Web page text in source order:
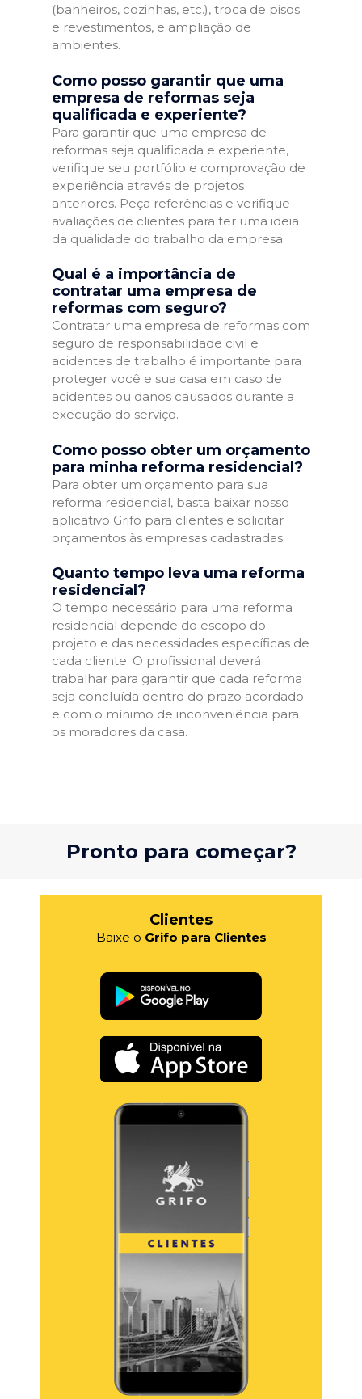
(banheiros, cozinhas, etc.), troca de pisos
e revestimentos, e ampliação de
ambientes.
Como posso garantir que uma
empresa de reformas seja
qualificada e experiente?
Para garantir que uma empresa de
reformas seja qualificada e experiente,
verifique seu portfólio e comprovação de
experiência através de projetos
anteriores. Peça referências e verifique
avaliações de clientes para ter uma ideia
da qualidade do trabalho da empresa.
Qual é a importância de
contratar uma empresa de
reformas com seguro?
Contratar uma empresa de reformas com
seguro de responsabilidade civil e
acidentes de trabalho é importante para
proteger você e sua casa em caso de
acidentes ou danos causados durante a
execução do serviço.
Como posso obter um orçamento
para minha reforma residencial?
Para obter um orçamento para sua
reforma residencial, basta baixar nosso
aplicativo Grifo para clientes e solicitar
orçamentos às empresas cadastradas.
Quanto tempo leva uma reforma
residencial?
O tempo necessário para uma reforma
residencial depende do escopo do
projeto e das necessidades específicas de
cada cliente. O profissional deverá
trabalhar para garantir que cada reforma
seja concluída dentro do prazo acordado
e com o mínimo de inconveniência para
os moradores da casa.
Pronto para começar?
Clientes
Baixe o Grifo para Clientes